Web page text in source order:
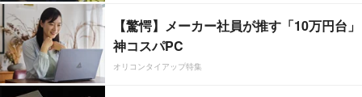
【驚愕】メーカー社員が推す「10万円台」
神コスパPC
オリコンタイアップ特集